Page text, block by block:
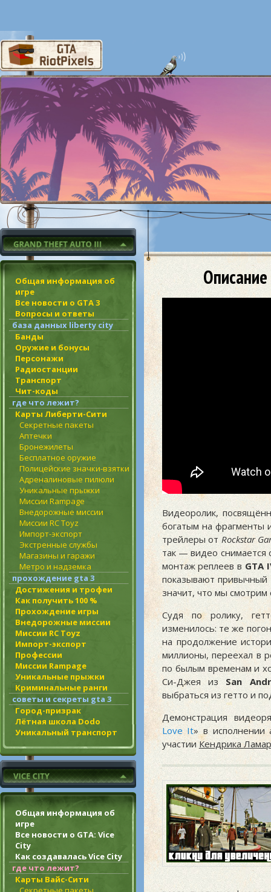
Общая информация об
игре
Все новости о GTA 3
Вопросы и ответы
база данных liberty city
Банды
Оружие и бонусы
Персонажи
Радиостанции
Транспорт
Чит-коды
где что лежит?
Карты Либерти-Сити
Секретные пакеты
Аптечки
Бронежилеты
Бесплатное оружие
Полицейские значки-взятки
Адреналиновые пилюли
Уникальные прыжки
Миссии Rampage
Внедорожные миссии
Миссии RC Toyz
Импорт-экспорт
Экстренные службы
Магазины и гаражи
Метро и надземка
прохождение gta 3
Достижения и трофеи
Как получить 100 %
Прохождение игры
Внедорожные миссии
Миссии RC Toyz
Импорт-экспорт
Профессии
Миссии Rampage
Уникальные прыжки
Криминальные ранги
советы и секреты gta 3
Город-призрак
Лётная школа Dodo
Уникальный транспорт
Общая информация об
игре
Все новости о GTA: Vice
City
Как создавалась Vice City
где что лежит?
Карты Вайс-Сити
Видеоролик,
богатым на фрагменты
трейлеры отRockstar
так — видео снимается
монтаж реплеев в GTA
показывают
значит, что мы смотрим
Судя по ролику,
изменилось: те же
на продолжение
миллионы, переехал в
по былым временам и
Си-Джея из San
выбраться из гетто и
Демонстрация
Love It» в исполнении
участииКендрика